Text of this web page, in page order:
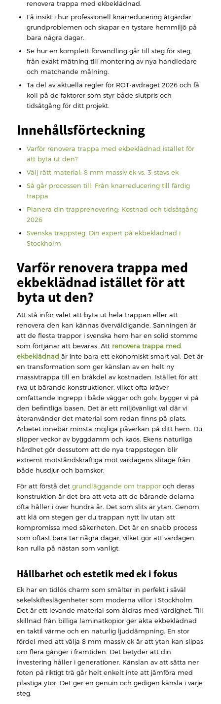
renovera trappa med ekbeklädnad.
Få insikt i hur professionell knarreducering åtgärdar
grundproblemen och skapar en tystare hemmiljö på
bara några dagar.
Se hur en komplett förvandling går till steg för steg,
från exakt mätning till montering av nya handledare
och matchande målning.
Ta del av aktuella regler för ROT-avdraget 2026 och få
koll på de faktorer som styr både slutpris och
tidsåtgång för ditt projekt.
Innehållsförteckning
Varför renovera trappa med ekbeklädnad istället för
att byta ut den?
Välj rätt material: 8 mm massiv ek vs. 3-stavs ek
Så går processen till: Från knarreducering till färdig
trappa
Planera din trapprenovering: Kostnad och tidsåtgång
2026
Svenska trappsteg: Din expert på ekbeklädnad i
Stockholm
Varför renovera trappa med
ekbeklädnad istället för att
byta ut den?
Att stå inför valet att byta ut hela trappan eller att
renovera den kan kännas överväldigande. Sanningen är
att de flesta trappor i svenska hem har en solid stomme
som förtjänar att bevaras. Att renovera trappa med
ekbeklädnad är inte bara ett ekonomiskt smart val. Det är
en transformation som ger känslan av en helt ny
massivtrappa till en bråkdel av kostnaden. Istället för att
riva ut bärande konstruktioner, vilket ofta kräver
omfattande ingrepp i både väggar och golv, bygger vi på
den befintliga basen. Det är ett miljövänligt val där vi
återanvänder det material som redan finns på plats.
Arbetet innebär minsta möjliga påverkan på ditt hem. Du
slipper veckor av byggdamm och kaos. Ekens naturliga
hårdhet gör dessutom att de nya trappstegen blir
extremt motståndskraftiga mot vardagens slitage från
både husdjur och barnskor.
För att förstå det grundläggande om trapporoch deras
konstruktion är det bra att veta att de bärande delarna
ofta håller i över hundra år. Det som slits är ytan. Genom
att klä om stegen ger du trappan nytt liv utan att
kompromissa med säkerheten. Det är en snabb process
som oftast bara tar några dagar, vilket gör att vardagen
kan rulla på nästan som vanligt.
Hållbarhet och estetik med ek i fokus
Ek har en tidlös charm som smälter in perfekt i såväl
sekelskifteslägenheter som moderna villor i Stockholm.
Det är ett levande material som åldras med värdighet. Till
skillnad från billiga laminatkopior ger äkta ekbeklädnad
en taktil värme och en naturlig ljuddämpning. En stor
fördel med att välja 8 mm massiv ek är att ytan kan slipas
om flera gånger i framtiden. Det betyder att din
investering håller i generationer. Känslan av att sätta ner
foten på riktigt trä går helt enkelt inte att jämföra med
plastiga ytor. Det ger en genuin och gedigen känsla i varje
steg.